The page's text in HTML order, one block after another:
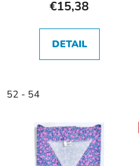
€15,38
DETAIL
52 - 54